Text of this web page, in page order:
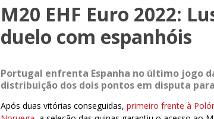
M20 EHF Euro 2022:
duelo com espanhóis
Portugal enfrenta Espanha no último jogo
distribuição dos dois pontos em disputa
Após duas vitórias conseguidas,primeiro frente à